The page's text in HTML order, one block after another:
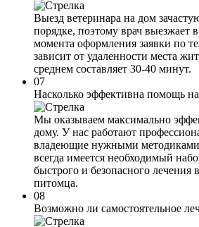
Выезд ветеринара на дом
порядке, поэтому врач выезжает
момента оформления заявки по
зависит от удаленности места
среднем составляет 30-40 минут.
07
Насколько эффективна помощь
Мы оказываем максимально
дому. У нас работают
владеющие нужными
всегда имеется необходимый
быстрого и безопасного
питомца.
08
Возможно ли самостоятельное